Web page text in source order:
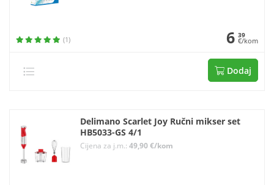
(1) 6 39
€/kom
Dodaj
Delimano Scarlet Joy Ručni mikser set
HB5033-GS 4/1
Cijena za j.m.:49,90 €/kom